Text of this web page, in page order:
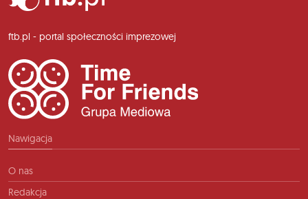
ftb.pl - portal społeczności imprezowej
Nawigacja
O nas
Redakcja